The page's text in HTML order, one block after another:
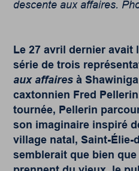
descente aux affaires.
Le 27 avril dernier avait
série de trois
aux affaires à
caxtonnien Fred
tournée, Pellerin
son imaginaire inspiré
village natal, Saint-Élie-
semblerait que bien